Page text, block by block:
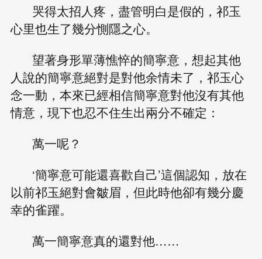
哭得太招人疼，盡管明白是假的，祁玉
心里也生了幾分惻隱之心。
望著身形單薄憔悴的簡寧意，想起其他
人說的簡寧意絕對是對他余情未了，祁玉心
念一動，本來已經相信簡寧意對他沒有其他
情意，現下也忍不住生出兩分不確定：
萬一呢？
‘簡寧意可能還喜歡自己’這個認知，放在
以前祁玉絕對會皺眉，但此時他卻有幾分慶
幸的雀躍。
萬一簡寧意真的還對他……